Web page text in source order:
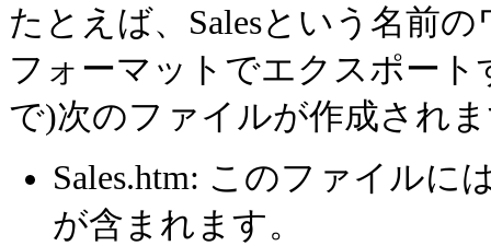
たとえば、Salesという名前
フォーマットでエクスポート
で)次のファイルが作成され
Sales.htm: このファイル
が含まれます。